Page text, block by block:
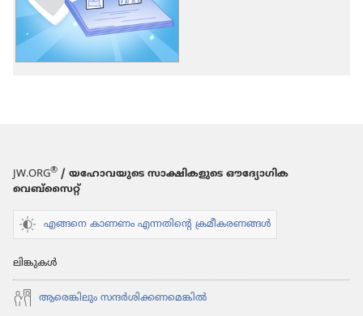
രിൽനിന്ന്‌
—
ചെയ്‌തു​
ഠി​
JW.ORG® / യഹോവയുടെ സാക്ഷികളുടെ ഔദ്യോഗിക
വെബ്സൈറ്റ്
എങ്ങനെ കാണണം എന്നതിന്റെ ക്രമീകരണങ്ങൾ
ലിങ്കുകൾ
ആരെങ്കി​ലും സന്ദർശി​ക്ക​ണ​മെ​ങ്കിൽ